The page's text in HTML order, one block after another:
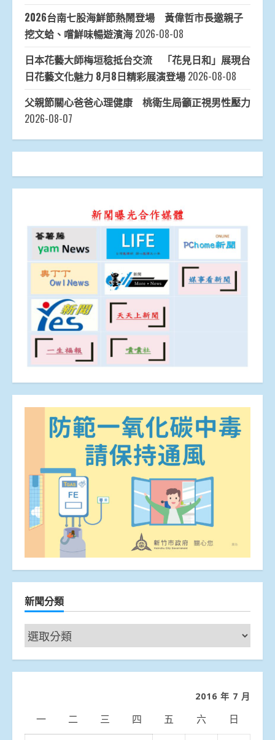
2026台南七股海鮮節熱鬧登場 黃偉哲市長邀親子
挖文蛤、嚐鮮味暢遊濱海 2026-08-08
日本花藝大師梅垣稔抵台交流 「花見日和」展現台
日花藝文化魅力 8月8日精彩展演登場 2026-08-08
父親節關心爸爸心理健康 桃衛生局籲正視男性壓力
2026-08-07
新聞分類
新
聞
分
2016 年 7 月
一 二 三 四 五 六 日